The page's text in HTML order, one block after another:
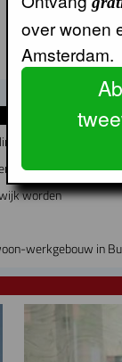
worden
werkgebouw in
over wonen
Amsterdam.